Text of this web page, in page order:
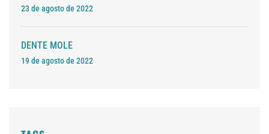
23 de agosto de 2022
DENTE MOLE
19 de agosto de 2022